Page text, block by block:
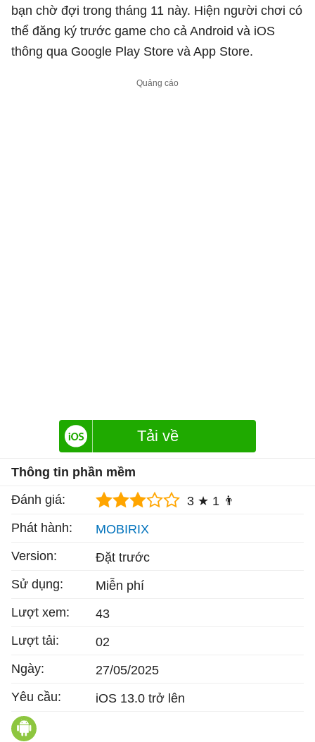
bạn chờ đợi trong tháng 11 này. Hiện người chơi có
thể đăng ký trước game cho cả Android và iOS
thông qua Google Play Store và App Store.
Tải về
Thông tin phần mềm
Đánh giá:
3 ★ 1 👨
Phát hành:
MOBIRIX
Version:
Đặt trước
Sử dụng:
Miễn phí
Lượt xem:
43
Lượt tải:
02
Ngày:
27/05/2025
Yêu cầu:
iOS 13.0 trở lên